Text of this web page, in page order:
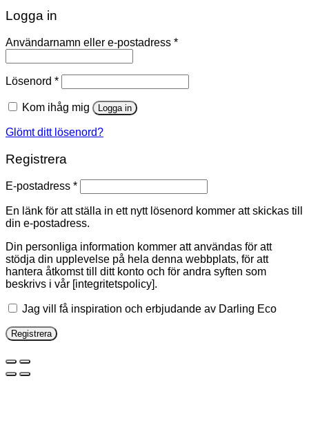
Logga in
Användarnamn eller e-postadress *
Lösenord *
Kom ihåg mig Logga in
Glömt ditt lösenord?
Registrera
E-postadress *
En länk för att ställa in ett nytt lösenord kommer att skickas till
din e-postadress.
Din personliga information kommer att användas för att
stödja din upplevelse på hela denna webbplats, för att
hantera åtkomst till ditt konto och för andra syften som
beskrivs i vår [integritetspolicy].
Jag vill få inspiration och erbjudande av Darling Eco
Registrera